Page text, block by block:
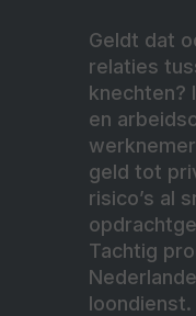
Geldt dat
relaties
knechten?
en
geld tot
risico’s al
Tachtig